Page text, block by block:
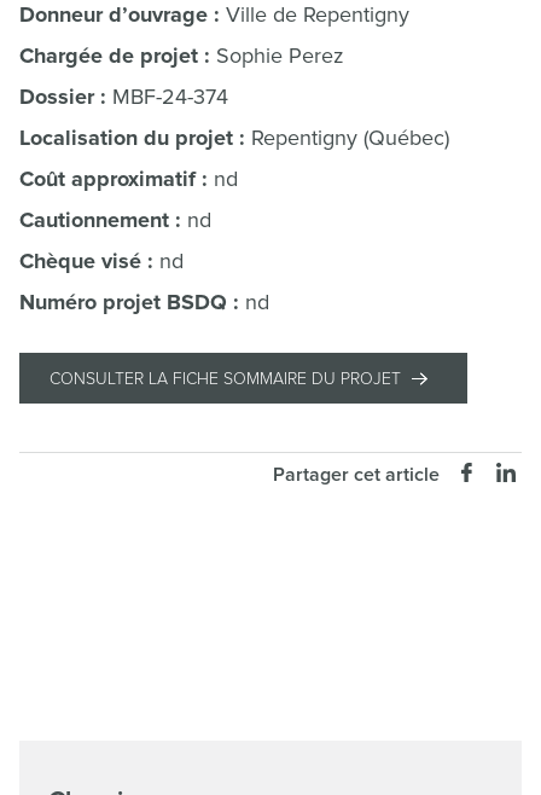
Donneur d’ouvrage : Ville de Repentigny
Chargée de projet : Sophie Perez
Dossier : MBF-24-374
Localisation du projet : Repentigny (Québec)
Coût approximatif : nd
Cautionnement : nd
Chèque visé : nd
Numéro projet BSDQ : nd
CONSULTER LA FICHE SOMMAIRE DU PROJET
Partager cet article